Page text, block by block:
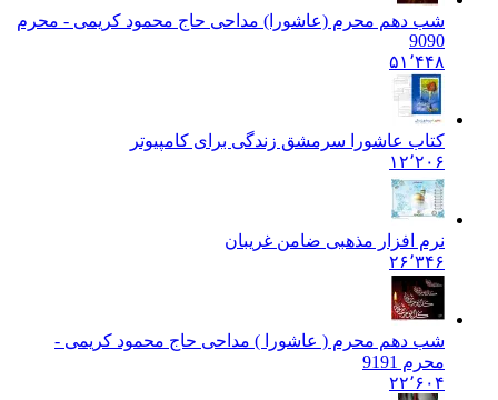
شب دهم محرم (عاشورا) مداحی حاج محمود کریمی - محرم
۵۱٬۴۴۸
کتاب عاشورا سرمشق زندگی برای کامپیوتر
۱۲٬۲۰۶
نرم افزار مذهبی ضامن غریبان
۲۶٬۳۴۶
شب دهم محرم ( عاشورا ) مداحی حاج محمود کریمی -
محرم 9191
۲۲٬۶۰۴